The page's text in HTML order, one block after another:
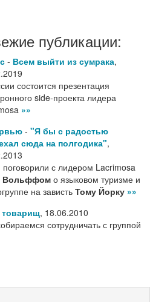
публикации:
- Всем выйти из сумрака,
состоится презентация
side-проекта лидера
»»
- "Я бы с радостью
сюда на полгодика",
поговорили с лидером Lacrimosa
Вольффомо языковом туризме и
на зависть Тому Йорку »»
товарищ, 18.06.2010
сотрудничать с группой